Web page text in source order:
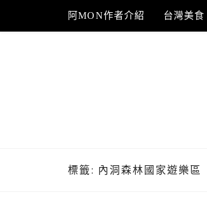
content
阿MON作者介紹 台灣美食
標籤: 內洞森林國家遊樂區